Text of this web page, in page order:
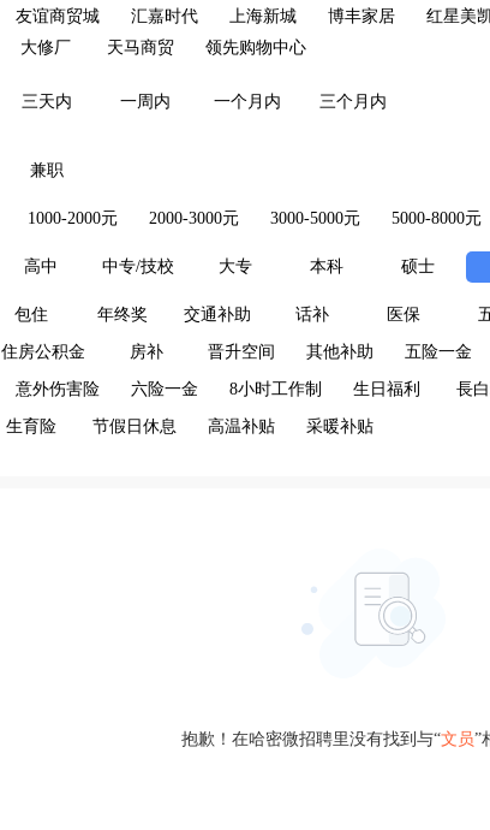
友谊商贸城 汇嘉时代 上海新城 博丰家居 红星美
大修厂 天马商贸 领先购物中心
三天内 一周内 一个月内
三个月内
兼职
1000-2000元 2000-3000元 3000-5000元 5000-8000元
高中 中专/技校 大专 本科 硕士
包住 年终奖 交通补助 话补 医保
住房公积金 房补 晋升空间 其他补助 五险一金
意外伤害险 六险一金 8小时工作制 生日福利 長
生育险 节假日休息 高温补贴 采暖补贴
抱歉！在哈密微招聘里没有找到与“文员”